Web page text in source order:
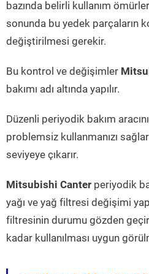
bazında belirli kullanım
sonunda bu yedek parçaların
değiştirilmesi gerekir.
Bu kontrol ve değişimler
bakımı adı altında yapılır.
Düzenli periyodik bakım
problemsiz kullanmanızı
seviyeye çıkarır.
Mitsubishi Canter periyodik
yağı ve yağ filtresi değişimi
filtresinin durumu gözden
kadar kullanılması uygun